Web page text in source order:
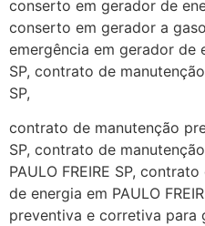
conserto em gerador de
conserto em gerador a
emergência em gerador de
SP, contrato de
SP,
contrato de manutenção
SP, contrato de
PAULO FREIRE SP,
de energia em PAULO
preventiva e corretiva para